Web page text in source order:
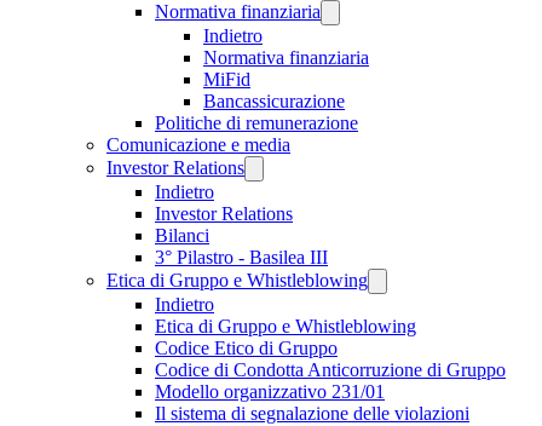
Normativa finanziaria
Indietro
Normativa finanziaria
MiFid
Bancassicurazione
Politiche di remunerazione
Comunicazione e media
Investor Relations
Indietro
Investor Relations
Bilanci
3° Pilastro - Basilea III
Etica di Gruppo e Whistleblowing
Indietro
Etica di Gruppo e Whistleblowing
Codice Etico di Gruppo
Codice di Condotta Anticorruzione di Gruppo
Modello organizzativo 231/01
Il sistema di segnalazione delle violazioni